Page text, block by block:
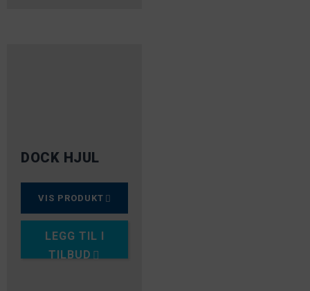
DOCK HJUL
VIS PRODUKT
LEGG TIL I
TILBUD